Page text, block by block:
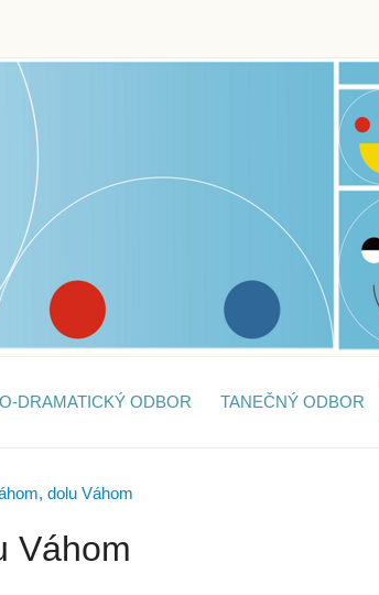
DRAMATICKÝ ODBOR TANEČNÝ ODBOR
dolu Váhom
Váhom